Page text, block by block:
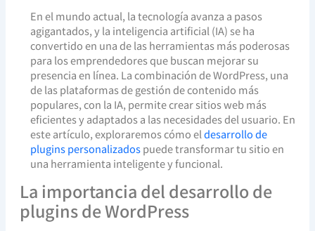
En el mundo actual, la tecnología avanza a pasos
agigantados, y la inteligencia artificial (IA) se ha
convertido en una de las herramientas más poderosas
para los emprendedores que buscan mejorar su
presencia en línea. La combinación de WordPress, una
de las plataformas de gestión de contenido más
populares, con la IA, permite crear sitios web más
eficientes y adaptados a las necesidades del usuario. En
este artículo, exploraremos cómo eldesarrollo de
plugins personalizadospuede transformar tu sitio en
una herramienta inteligente y funcional.
La importancia del desarrollo de
plugins de WordPress